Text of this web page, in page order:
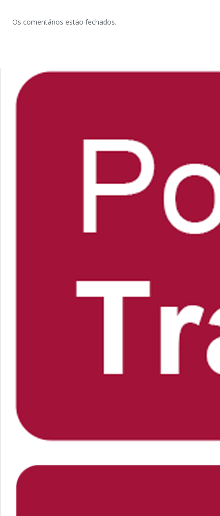
Os comentários estão fechados.